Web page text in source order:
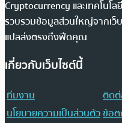
Cryptocurrency และเทคโนโ
รวบรวมข้อมูลส่วนใหญ่จากเว็บ
แปลส่งตรงถึงฟีดคุณ
เกี่ยวกับเว็บไซต์นี้
ทีมงาน
ติดต่
นโยบายความเป็นส่วนตัวข้อต